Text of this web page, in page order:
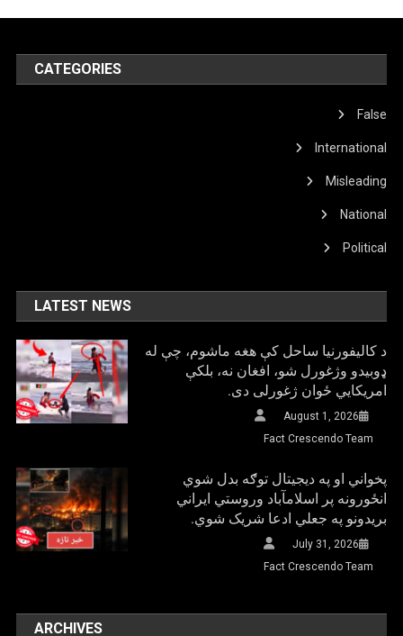
CATEGORIES
False
International
Misleading
National
Political
LATEST NEWS
د کالیفورنیا ساحل کې هغه ماشوم، چې له
ډوبیدو وژغورل شو، افغان نه، بلکې
امریکایي ځوان ژغورلی دی.
August 1, 2026
Fact Crescendo Team
پخواني او په دیجیتال توګه بدل شوي
انځورونه پر اسلامآباد وروستي ایراني
بريدونو په جعلي ادعا شریک شوي.
July 31, 2026
Fact Crescendo Team
ARCHIVES